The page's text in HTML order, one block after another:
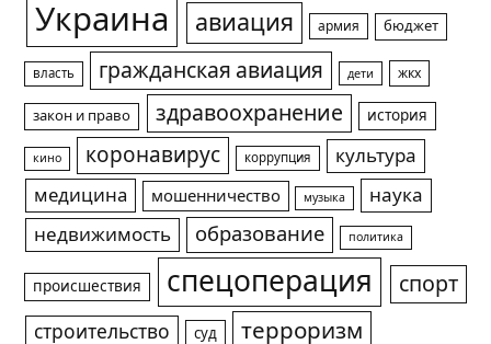
Украина авиация армия бюджет
власть гражданская авиация дети жкх
закон и право здравоохранение история
кино коронавирус коррупция
культура
медицина
мошенничество музыка
наука
недвижимость
образование политика
происшествия спецоперация спорт
строительство суд терроризм